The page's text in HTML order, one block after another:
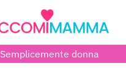
Semplicemente donna